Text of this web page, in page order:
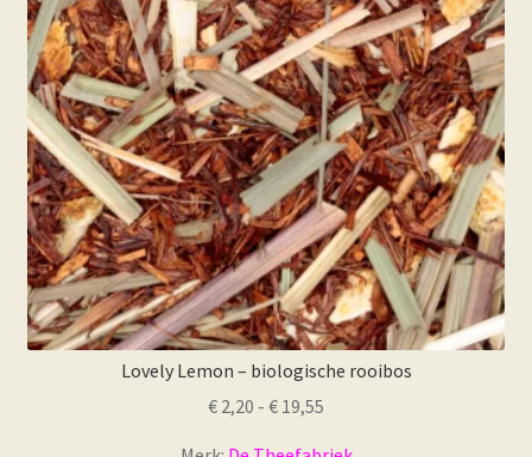
gekozen
worden
op
de
productpagina
Lovely Lemon – biologische rooibos
€ 2,20 - € 19,55